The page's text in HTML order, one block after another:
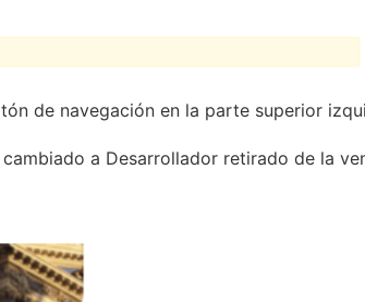
de navegación en la parte superior
a Desarrollador retirado de la